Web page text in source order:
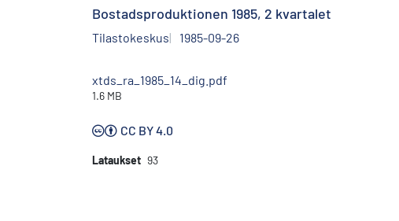
Bostadsproduktionen 1985, 2 kvartalet
Tilastokeskus 1985-09-26
xtds_ra_1985_14_dig.pdf
1.6 MB
CC BY 4.0
Lataukset 93